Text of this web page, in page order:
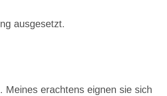
ausgesetzt.
Meines erachtens eignen sie sich